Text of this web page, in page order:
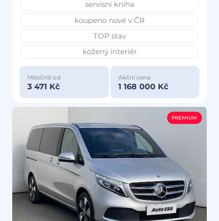
servisní kniha
koupeno nové v ČR
TOP stav
kožený interiér
Měsíčně od
3 471 Kč
Akční cena
1 168 000 Kč
PREMIUM